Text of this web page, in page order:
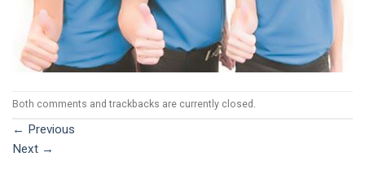
Both comments and trackbacks are currently closed.
← Previous
Next →